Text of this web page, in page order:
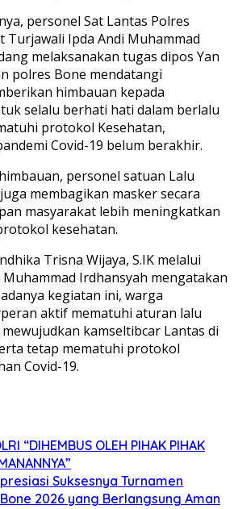
personel Sat Lantas Polres
Turjawali Ipda Andi Muhammad
melaksanakan tugas dipos Yan
polres Bone mendatangi
himbauan kepada
selalu berhati hati dalam berlalu
protokol Kesehatan,
Covid-19 belum berakhir.
personel satuan Lalu
membagikan masker secara
masyarakat lebih meningkatkan
kesehatan.
Trisna Wijaya, S.IK melalui
Irdhansyah mengatakan
kegiatan ini, warga
aktif mematuhi aturan lalu
kamseltibcar Lantas di
tetap mematuhi protokol
Covid-19.
“DIHEMBUS OLEH PIHAK PIHAK
Suksesnya Turnamen
2026 yang Berlangsung Aman